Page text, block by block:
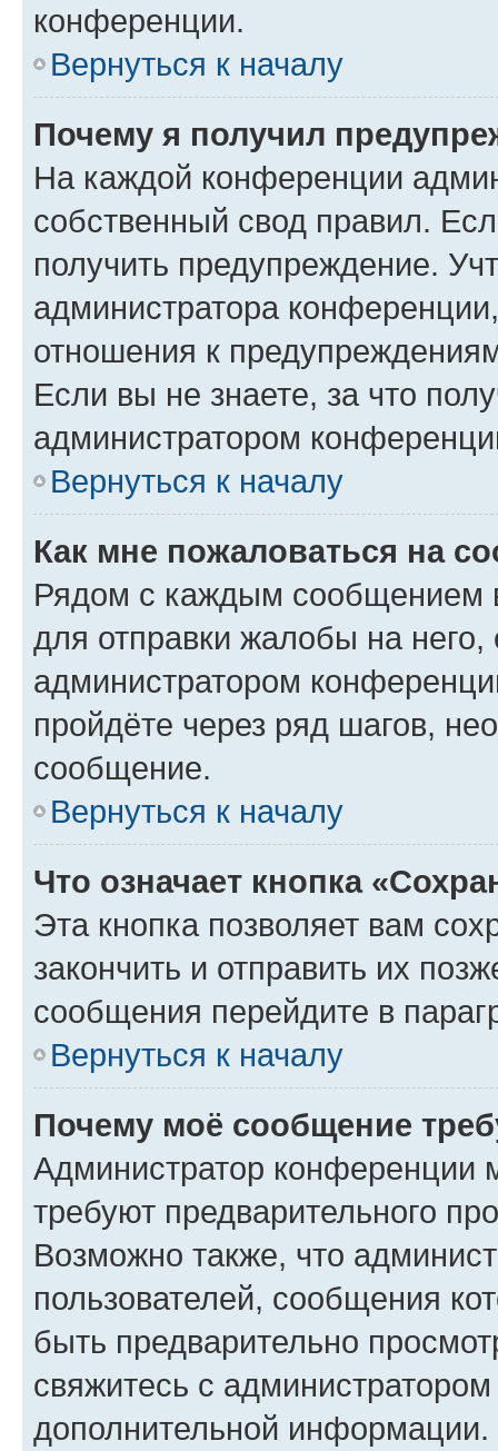
конференции.
Вернуться к началу
Почему я получил
На каждой конференции
собственный свод правил.
получить предупреждение.
администратора
отношения к
Если вы не знаете, за что
администратором
Вернуться к началу
Как мне пожаловаться на
Рядом с каждым сообщением
для отправки жалобы на
администратором
пройдёте через ряд шагов,
сообщение.
Вернуться к началу
Что означает кнопка
Эта кнопка позволяет вам
закончить и отправить их
сообщения перейдите в
Вернуться к началу
Почему моё сообщение
Администратор конференции
требуют предварительного
Возможно также, что
пользователей, сообщения
быть предварительно
свяжитесь с
дополнительной информации.